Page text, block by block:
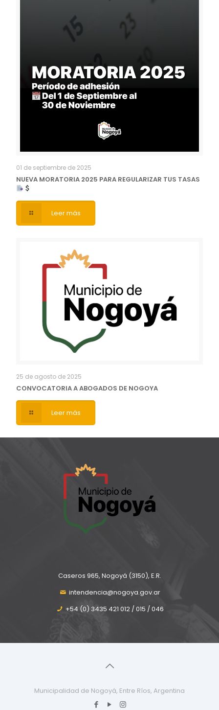
01 de septiembre de 2025
NUEVA MORATORIA 2025 PARA REGULARIZAR TUS TASAS
Leer más
25 de agosto de 2025
CONVOCATORIA A ABOGADOS DE NOGOYA
Leer más
Caseros 965, Nogoyá (3150), E.R.
intendencia@nogoya.gov.ar
+54 (0) 3435 421 012 / 015 / 046
Municipalidad de Nogoyá, Entre Ríos, Argentina